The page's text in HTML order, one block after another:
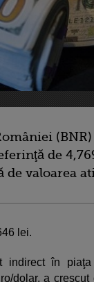
de
de valoarea
lei.
indirect în
dolar, a